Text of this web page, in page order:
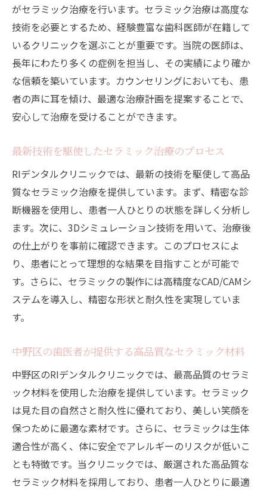
がセラミック治療を行います。セラミック治療は高度な
技術を必要とするため、経験豊富な歯科医師が在籍して
いるクリニックを選ぶことが重要です。当院の医師は、
長年にわたり多くの症例を担当し、その実績により確か
な信頼を築いています。カウンセリングにおいても、患
者の声に耳を傾け、最適な治療計画を提案することで、
安心して治療を受けることができます。
最新技術を駆使したセラミック治療のプロセス
RIデンタルクリニックでは、最新の技術を駆使して高品
質なセラミック治療を提供しています。まず、精密な診
断機器を使用し、患者一人ひとりの状態を詳しく分析し
ます。次に、3Dシミュレーション技術を用いて、治療後
の仕上がりを事前に確認できます。このプロセスによ
り、患者にとって理想的な結果を目指すことが可能で
す。さらに、セラミックの製作には高精度なCAD/CAMシ
ステムを導入し、精密な形状と耐久性を実現していま
す。
中野区の歯医者が提供する高品質なセラミック材料
中野区のRIデンタルクリニックでは、最高品質のセラミ
ック材料を使用した治療を提供しています。セラミック
は見た目の自然さと耐久性に優れており、美しい笑顔を
保つために最適な素材です。さらに、セラミックは生体
適合性が高く、体に安全でアレルギーのリスクが低いこ
とも特徴です。当クリニックでは、厳選された高品質な
セラミック材料を採用しており、患者一人ひとりに最適